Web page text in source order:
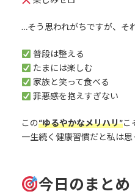
…そう思われがちですが、そ
普段は整える
たまには楽しむ
家族と笑って食べる
罪悪感を抱えすぎない
この“ゆるやかなメリハリ”こ
一生続く健康習慣だと私は思
今日のまとめ